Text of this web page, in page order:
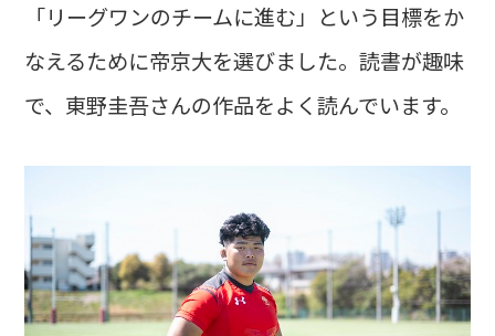
「リーグワンのチームに進む」という目標をか
なえるために帝京大を選びました。読書が趣味
で、東野圭吾さんの作品をよく読んでいます。